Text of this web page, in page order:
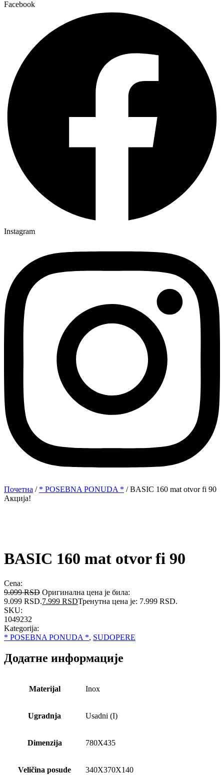
Facebook
Instagram
Почетна / * POSEBNA PONUDA * / BASIC 160 mat otvor fi 90
Акција!
BASIC 160 mat otvor fi 90
Cena:
9.099RSD Оригинална цена је била:
9.099 RSD.7.999 RSDТренутна цена је: 7.999 RSD.
SKU:
1049232
Kategorija:
* POSEBNA PONUDA *, SUDOPERE
Додатне информације
Materijal Inox
Ugradnja Usadni (I)
Dimenzija 780X435
Veličina posude 340X370X140